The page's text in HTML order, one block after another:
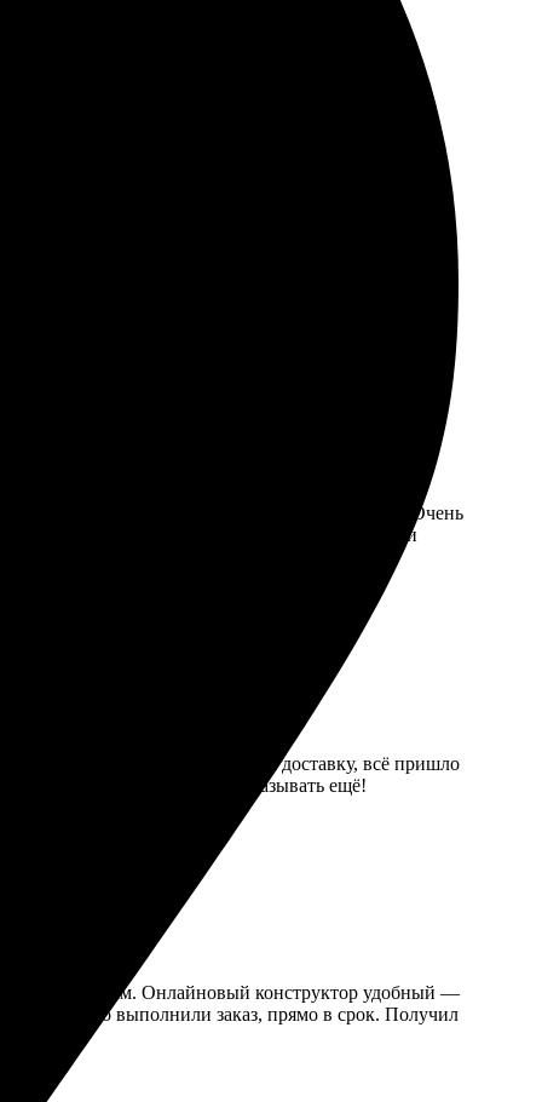
функций. Работники быстро ответили на все
дизайнов. Получила книгу вовремя, качество на
на все вопросы и помогли с оформлением. Очень
Общение с командой было приятным, все четко и
и обложек радует. Заказала доставку, всё пришло
лишних вопросов. Буду заказывать ещё!
понятным. Онлайновый конструктор удобный —
оперативно выполнили заказ, прямо в срок. Получил